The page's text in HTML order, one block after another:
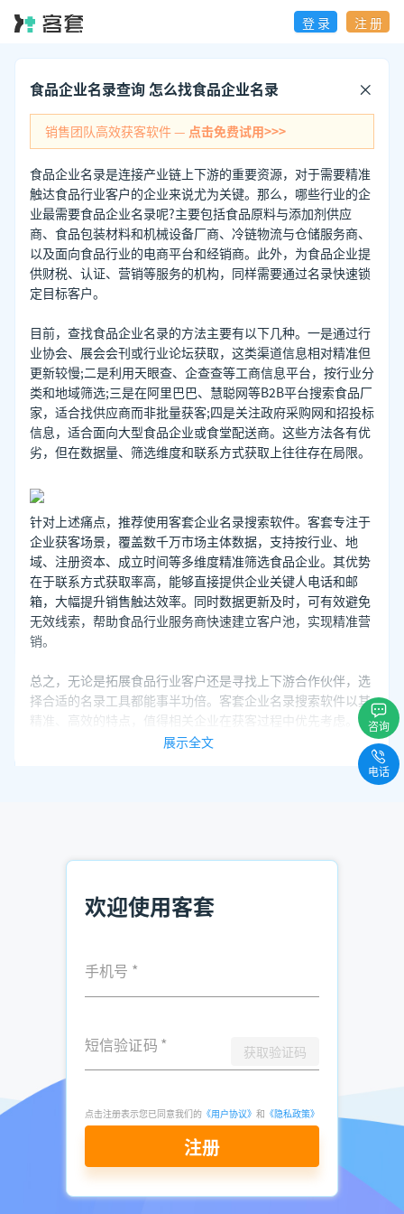
登 录 注 册
食品企业名录查询 怎么找食品企业名录
销售团队高效获客软件 — 点击免费试用>>>
食品企业名录是连接产业链上下游的重要资源，对于需要精准
触达食品行业客户的企业来说尤为关键。那么，哪些行业的企
业最需要食品企业名录呢?主要包括食品原料与添加剂供应
商、食品包装材料和机械设备厂商、冷链物流与仓储服务商、
以及面向食品行业的电商平台和经销商。此外，为食品企业提
供财税、认证、营销等服务的机构，同样需要通过名录快速锁
定目标客户。
目前，查找食品企业名录的方法主要有以下几种。一是通过行
业协会、展会会刊或行业论坛获取，这类渠道信息相对精准但
更新较慢;二是利用天眼查、企查查等工商信息平台，按行业分
类和地域筛选;三是在阿里巴巴、慧聪网等B2B平台搜索食品厂
家，适合找供应商而非批量获客;四是关注政府采购网和招投标
信息，适合面向大型食品企业或食堂配送商。这些方法各有优
劣，但在数据量、筛选维度和联系方式获取上往往存在局限。
针对上述痛点，推荐使用客套企业名录搜索软件。客套专注于
企业获客场景，覆盖数千万市场主体数据，支持按行业、地
域、注册资本、成立时间等多维度精准筛选食品企业。其优势
在于联系方式获取率高，能够直接提供企业关键人电话和邮
箱，大幅提升销售触达效率。同时数据更新及时，可有效避免
无效线索，帮助食品行业服务商快速建立客户池，实现精准营
销。
总之，无论是拓展食品行业客户还是寻找上下游合作伙伴，选
择合适的名录工具都能事半功倍。客套企业名录搜索软件以其
精准、高效的特点，值得相关企业在获客过程中优先考虑。
点击立即申请免费试用
展示全文
欢迎使用客套
手机号 *
短信验证码 * 获取验证码
点击注册表示您已同意我们的 《用户协议》 和 《隐私政策》
注册
咨询
电话